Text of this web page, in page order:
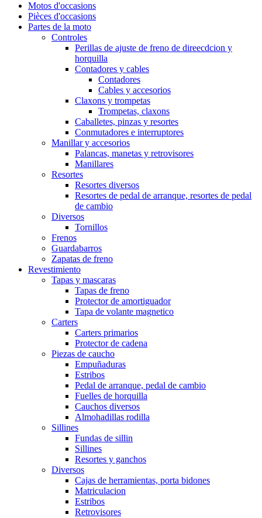
Motos d'occasions
Pièces d'occasions
Partes de la moto
Controles
Perillas de ajuste de freno de direecdcion y
horquilla
Contadores y cables
Contadores
Cables y accesorios
Claxons y trompetas
Trompetas, claxons
Caballetes, pinzas y resortes
Conmutadores e interruptores
Manillar y accesorios
Palancas, manetas y retrovisores
Manillares
Resortes
Resortes diversos
Resortes de pedal de arranque, resortes de pedal
de cambio
Diversos
Tornillos
Frenos
Guardabarros
Zapatas de freno
Revestimiento
Tapas y mascaras
Tapas de freno
Protector de amortiguador
Tapa de volante magnetico
Carters
Carters primarios
Protector de cadena
Piezas de caucho
Empuñaduras
Estribos
Pedal de arranque, pedal de cambio
Fuelles de horquilla
Cauchos diversos
Almohadillas rodilla
Sillines
Fundas de sillin
Sillines
Resortes y ganchos
Diversos
Cajas de herramientas, porta bidones
Matriculacion
Estribos
Retrovisores